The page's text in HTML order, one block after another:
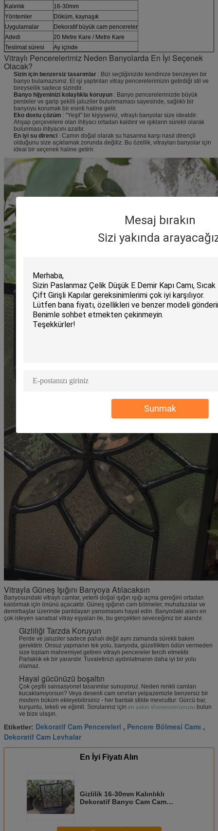
Mesaj bırakın
Sizi yakında
Sunmak
Kalınlık
16-30mm
Yöntemler
Döküm, kaynaşık
Uygulamalar
Dekoratif büyük cam pencereler
Adedi
20 Metre Kare / Metre Kare
Teslimat süresi
Ay içinde
Vitraylı Pencerelerimiz Neden Banyolarda En İyi Seçenek
Olacak?
Sizin için benzersiz tasarımlar : Bizi seçtiğinizde kendinize benzeyen bir
banyo bulamazsınız. El işi yaptırılan vitray pencerelerimizin getirdiği stil ve
bireysellik sadece sizindir.
Banyo hijyeninizi kolaylıkla koruyun : Banyo pencerelerinizde büyük
perdeler ve garip şekilli jaluziler bulunmaması sayesinde, sağlıklı bir
banyoyu korumak bir esinti haline gelir.
Eko dostu çözüm : "Yeşil" bir kişiyseniz, vitraylı banyolar size idealdir.
Ahşap çerçevelere olan ihtiyacı ortadan kaldırır ve ışıkların sürekli olarak
bulunması ihtiyacını azaltır.
En iyi su direnci : Camın doğal olarak su hasarına karşı nasıl dirençli
olduğunu size açıklamak zorunda değiliz. Bu özellik, vitrayları banyolar için
ideal bir seçenek haline getirir.
Vitrayla Güneş Işığını Banyoya Atılacaksın
Banyosundaki vitraylı camlar, yeterli doğal ışığın ışığı açma gereğini ortadan
kaldırmak için önünü açacaktır. Güneş ışığının cam bölmeler, muhafazalar ve
demirbaşlar üzerinde parıldayan yansımasını hayal edin. Banyodaki alanı en
çok isteyen sanatsal vitray eşyaları ile, bu gerçekten seveceğiniz bir alandır.
Gizliliği Tarzda Koruyun
Perde ve jaluziler sadece pahalı değil aynı zamanda sürekli bakım
gerektirir. Onsuz yapmanın tek yolu, banyoda, güzellikten ödün vermeden
size toplam mahremiyet getiren vitraylı pencereler tercih etmektir.
Parlaklık ek bir yararıdır. Tuvaletinizi aydınlatmanın daha iyi bir yolu
olamaz.
Hayal gücünüzü boşaltın
Çok çeşitli sansasyonel tasarımlar sunuyoruz. Neden renkli camları
kucaklamıyorsun? Veya desenli cam sınırları yelpazemizle benzersiz bir
modern büküm ekleyebilirsiniz - her bardak stilde mevcuttur: Gürcü bar,
kurşunlu, lekeli ve eğimli. Sorularınız içinen yakın showroom'unuzu bulun
ve bize ulaşın.
Etiketler: Dekoratif Cam Pencereleri , Pencere Bölmesi Camı ,
Dekoratif Cam Levhalar
En İyi Fiyatı Alın
Gizlilik 16-30mm Kalınlıklı
Dekoratif Banyo Cam Cam